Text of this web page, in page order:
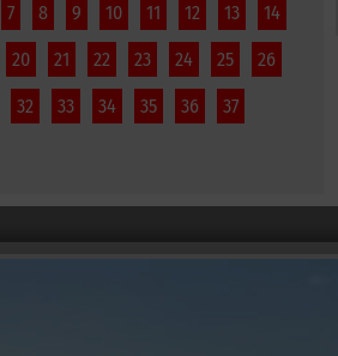
7 8 9 10 11 12 13 14
20 21 22 23 24 25 26
32 33 34 35 36 37